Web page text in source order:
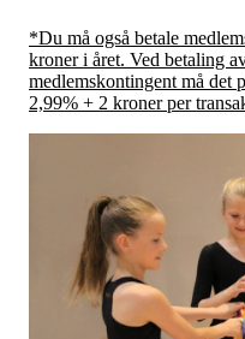
*Du må også betale
kroner i året. Ved betaling
medlemskontingent må det
2,99% + 2 kroner per